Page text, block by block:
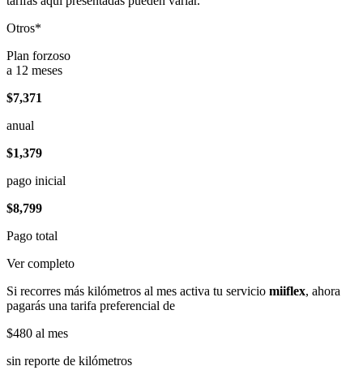
Otros*
Plan forzoso
a 12 meses
$7,371
anual
$1,379
pago inicial
$8,799
Pago total
Ver completo
Si recorres más kilómetros al mes activa tu servicio miiflex, ahora
pagarás una tarifa preferencial de
$480 al mes
sin reporte de kilómetros